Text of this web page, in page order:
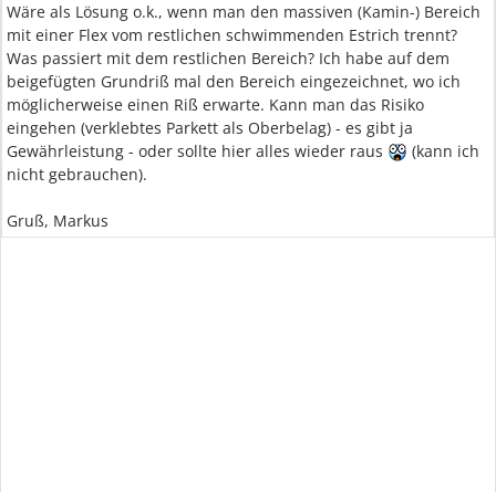
Wäre als Lösung o.k., wenn man den massiven (Kamin-) Bereich
mit einer Flex vom restlichen schwimmenden Estrich trennt?
Was passiert mit dem restlichen Bereich? Ich habe auf dem
beigefügten Grundriß mal den Bereich eingezeichnet, wo ich
möglicherweise einen Riß erwarte. Kann man das Risiko
eingehen (verklebtes Parkett als Oberbelag) - es gibt ja
Gewährleistung - oder sollte hier alles wieder raus
(kann ich
nicht gebrauchen).
Gruß, Markus